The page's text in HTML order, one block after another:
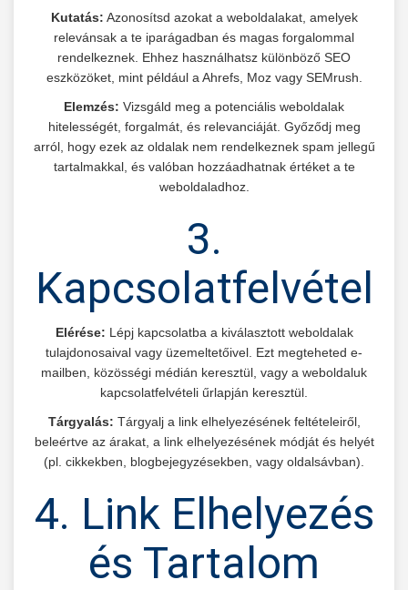
Kutatás: Azonosítsd azokat a weboldalakat, amelyek
relevánsak a te iparágadban és magas forgalommal
rendelkeznek. Ehhez használhatsz különböző SEO
eszközöket, mint például a Ahrefs, Moz vagy SEMrush.
Elemzés: Vizsgáld meg a potenciális weboldalak
hitelességét, forgalmát, és relevanciáját. Győződj meg
arról, hogy ezek az oldalak nem rendelkeznek spam jellegű
tartalmakkal, és valóban hozzáadhatnak értéket a te
weboldaladhoz.
3.
Kapcsolatfelvétel
Elérése: Lépj kapcsolatba a kiválasztott weboldalak
tulajdonosaival vagy üzemeltetőivel. Ezt megteheted e-
mailben, közösségi médián keresztül, vagy a weboldaluk
kapcsolatfelvételi űrlapján keresztül.
Tárgyalás: Tárgyalj a link elhelyezésének feltételeiről,
beleértve az árakat, a link elhelyezésének módját és helyét
(pl. cikkekben, blogbejegyzésekben, vagy oldalsávban).
4. Link Elhelyezés
és Tartalom